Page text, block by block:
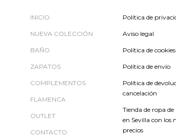
INICIO
NUEVA COLECCIÓN
BAÑO
ZAPATOS
COMPLEMENTOS
FLAMENCA
OUTLET
CONTACTO
Política de
Aviso legal
Política de cookies
Política de envío
Política de
cancelación
Tienda de ropa
en Sevilla con los
precios